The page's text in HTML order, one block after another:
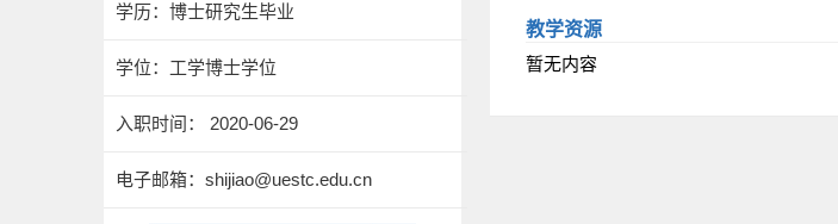
学历：博士研究生毕业
学位：工学博士学位
入职时间： 2020-06-29
电子邮箱： shijiao@uestc.edu.cn
教学资源
暂无内容